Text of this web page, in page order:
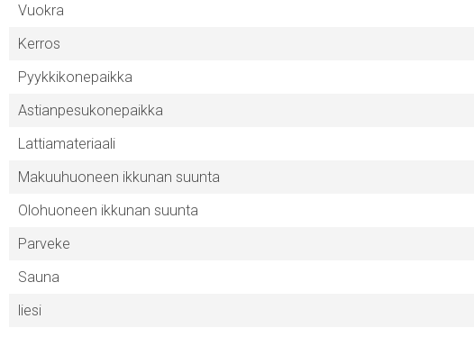
Vuokra
Kerros
Pyykkikonepaikka
Astianpesukonepaikka
Lattiamateriaali
Makuuhuoneen ikkunan suunta
Olohuoneen ikkunan suunta
Parveke
Sauna
liesi